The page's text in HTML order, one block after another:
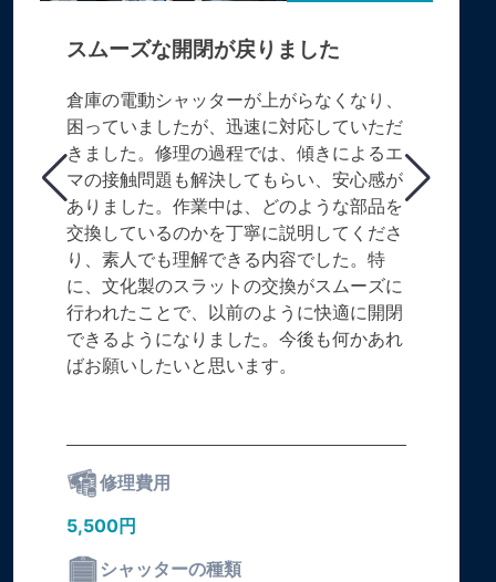
スムーズな開閉が戻りました
倉庫の電動シャッターが上がらなくなり、
困っていましたが、迅速に対応していただ
きました。修理の過程では、傾きによるエ
マの接触問題も解決してもらい、安心感が
ありました。作業中は、どのような部品を
交換しているのかを丁寧に説明してくださ
り、素人でも理解できる内容でした。特
に、文化製のスラットの交換がスムーズに
行われたことで、以前のように快適に開閉
できるようになりました。今後も何かあれ
ばお願いしたいと思います。
修理費用
5,500円
シャッターの種類